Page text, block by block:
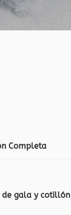
Completa
de gala y cotillón